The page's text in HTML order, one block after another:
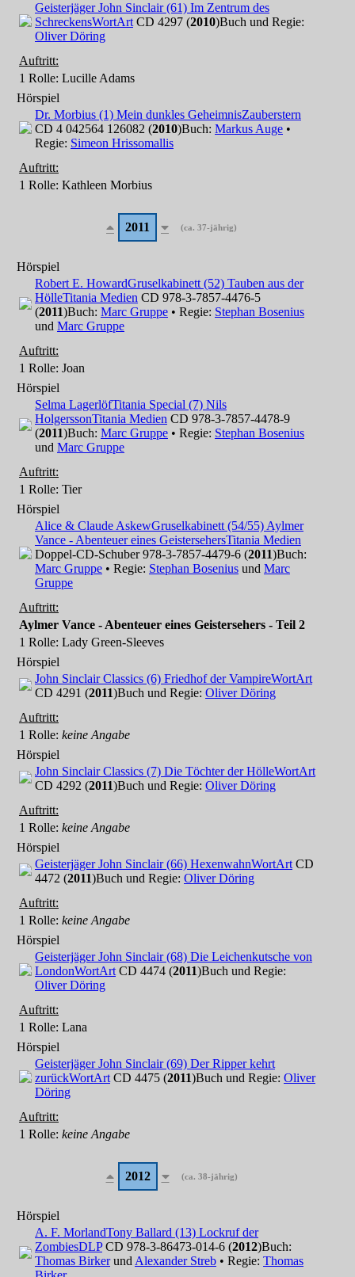
Geisterjäger John Sinclair (61) Im Zentrum des
SchreckensWortArt CD 4297 (2010)Buch und Regie:
Oliver Döring
Auftritt:
1 Rolle: Lucille Adams
Hörspiel
Dr. Morbius (1) Mein dunkles GeheimnisZauberstern
CD 4 042564 126082 (2010)Buch: Markus Auge •
Regie: Simeon Hrissomallis
Auftritt:
1 Rolle: Kathleen Morbius
2011 (ca. 37-jährig)
Hörspiel
Robert E. HowardGruselkabinett (52) Tauben aus der
HölleTitania Medien CD 978-3-7857-4476-5
(2011)Buch: Marc Gruppe • Regie: Stephan Bosenius
und Marc Gruppe
Auftritt:
1 Rolle: Joan
Hörspiel
Selma LagerlöfTitania Special (7) Nils
HolgerssonTitania Medien CD 978-3-7857-4478-9
(2011)Buch: Marc Gruppe • Regie: Stephan Bosenius
und Marc Gruppe
Auftritt:
1 Rolle: Tier
Hörspiel
Alice & Claude AskewGruselkabinett (54/55) Aylmer
Vance - Abenteuer eines GeistersehersTitania Medien
Doppel-CD-Schuber 978-3-7857-4479-6 (2011)Buch:
Marc Gruppe • Regie: Stephan Bosenius und Marc
Gruppe
Auftritt:
Aylmer Vance - Abenteuer eines Geistersehers - Teil 2
1 Rolle: Lady Green-Sleeves
Hörspiel
John Sinclair Classics (6) Friedhof der VampireWortArt
CD 4291 (2011)Buch und Regie: Oliver Döring
Auftritt:
1 Rolle: keine Angabe
Hörspiel
John Sinclair Classics (7) Die Töchter der HölleWortArt
CD 4292 (2011)Buch und Regie: Oliver Döring
Auftritt:
1 Rolle: keine Angabe
Hörspiel
Geisterjäger John Sinclair (66) HexenwahnWortArt CD
4472 (2011)Buch und Regie: Oliver Döring
Auftritt:
1 Rolle: keine Angabe
Hörspiel
Geisterjäger John Sinclair (68) Die Leichenkutsche von
LondonWortArt CD 4474 (2011)Buch und Regie:
Oliver Döring
Auftritt:
1 Rolle: Lana
Hörspiel
Geisterjäger John Sinclair (69) Der Ripper kehrt
zurückWortArt CD 4475 (2011)Buch und Regie: Oliver
Döring
Auftritt:
1 Rolle: keine Angabe
2012 (ca. 38-jährig)
Hörspiel
A. F. MorlandTony Ballard (13) Lockruf der
ZombiesDLPCD 978-3-86473-014-6 (2012)Buch:
Thomas Birkerund Alexander Streb • Regie: Thomas